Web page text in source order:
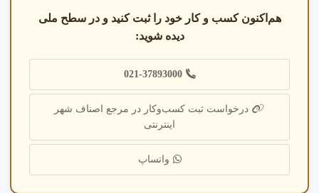
هم‌اکنون کسب و کار خود را ثبت کنید و در سطح ملی
دیده شوید:
021-37893000
درخواست ثبت کسب‌وکار در مرجع اصناف شهر
اینترنتی
واتساپ